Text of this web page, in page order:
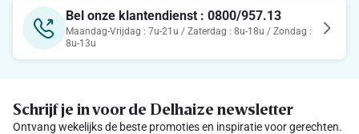
Bel onze klantendienst : 0800/957.13
Maandag-Vrijdag : 7u-21u / Zaterdag : 8u-18u / Zondag :
8u-13u
Schrijf je in voor de Delhaize newsletter
Ontvang wekelijks de beste promoties en inspiratie voor gerechten.